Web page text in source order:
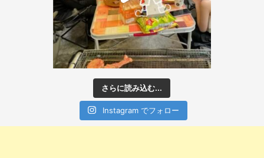
さらに読み込む...
Instagram でフォロー